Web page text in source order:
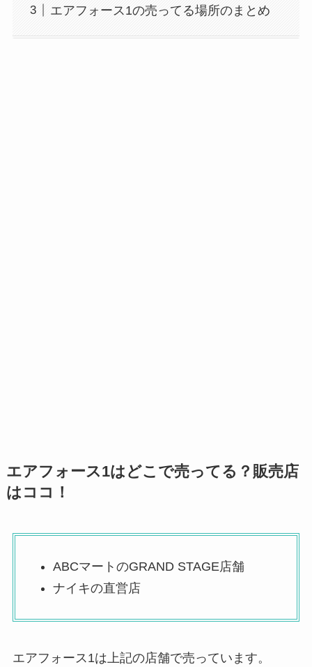
エアフォース1の売ってる場所のまとめ
エアフォース1はどこで売ってる？販売店
はココ！
ABCマートのGRAND STAGE店舗
ナイキの直営店
エアフォース1は上記の店舗で売っています。